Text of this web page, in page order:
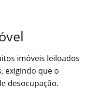
imóveis leiloados
exigindo que o
desocupação.